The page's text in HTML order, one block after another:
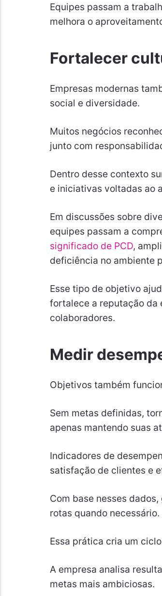
Equipes passam a
melhora o
Fortalecer
Empresas modernas
social e diversidade.
Muitos negócios
junto com
Dentro desse contexto
e iniciativas voltadas ao
Em discussões sobre
equipes passam a
significado de PCD,
deficiência no ambiente
Esse tipo de objetivo
fortalece a reputação da
colaboradores.
Medir
Objetivos também
Sem metas definidas,
apenas mantendo suas
Indicadores de
satisfação de clientes e
Com base nesses
rotas quando necessário.
Essa prática cria um
A empresa analisa
metas mais ambiciosas.